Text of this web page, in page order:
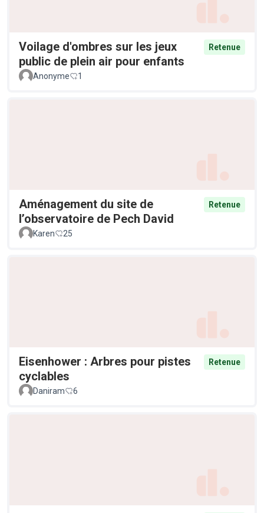
Voilage d'ombres sur les jeux
public de plein air pour enfants
Retenue
Anonyme 1
Aménagement du site de
l’observatoire de Pech David
Retenue
Karen 25
Eisenhower : Arbres pour pistes
cyclables
Retenue
Daniram 6